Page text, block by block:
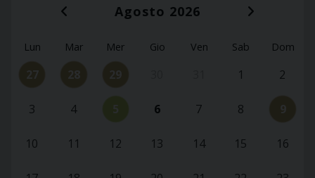
‹ Agosto 2026 ›
Lun Mar Mer Gio Ven Sab Dom
27 28 29 1 2
3 4 5 6 7 8 9
10 11 12 13 14 15 16